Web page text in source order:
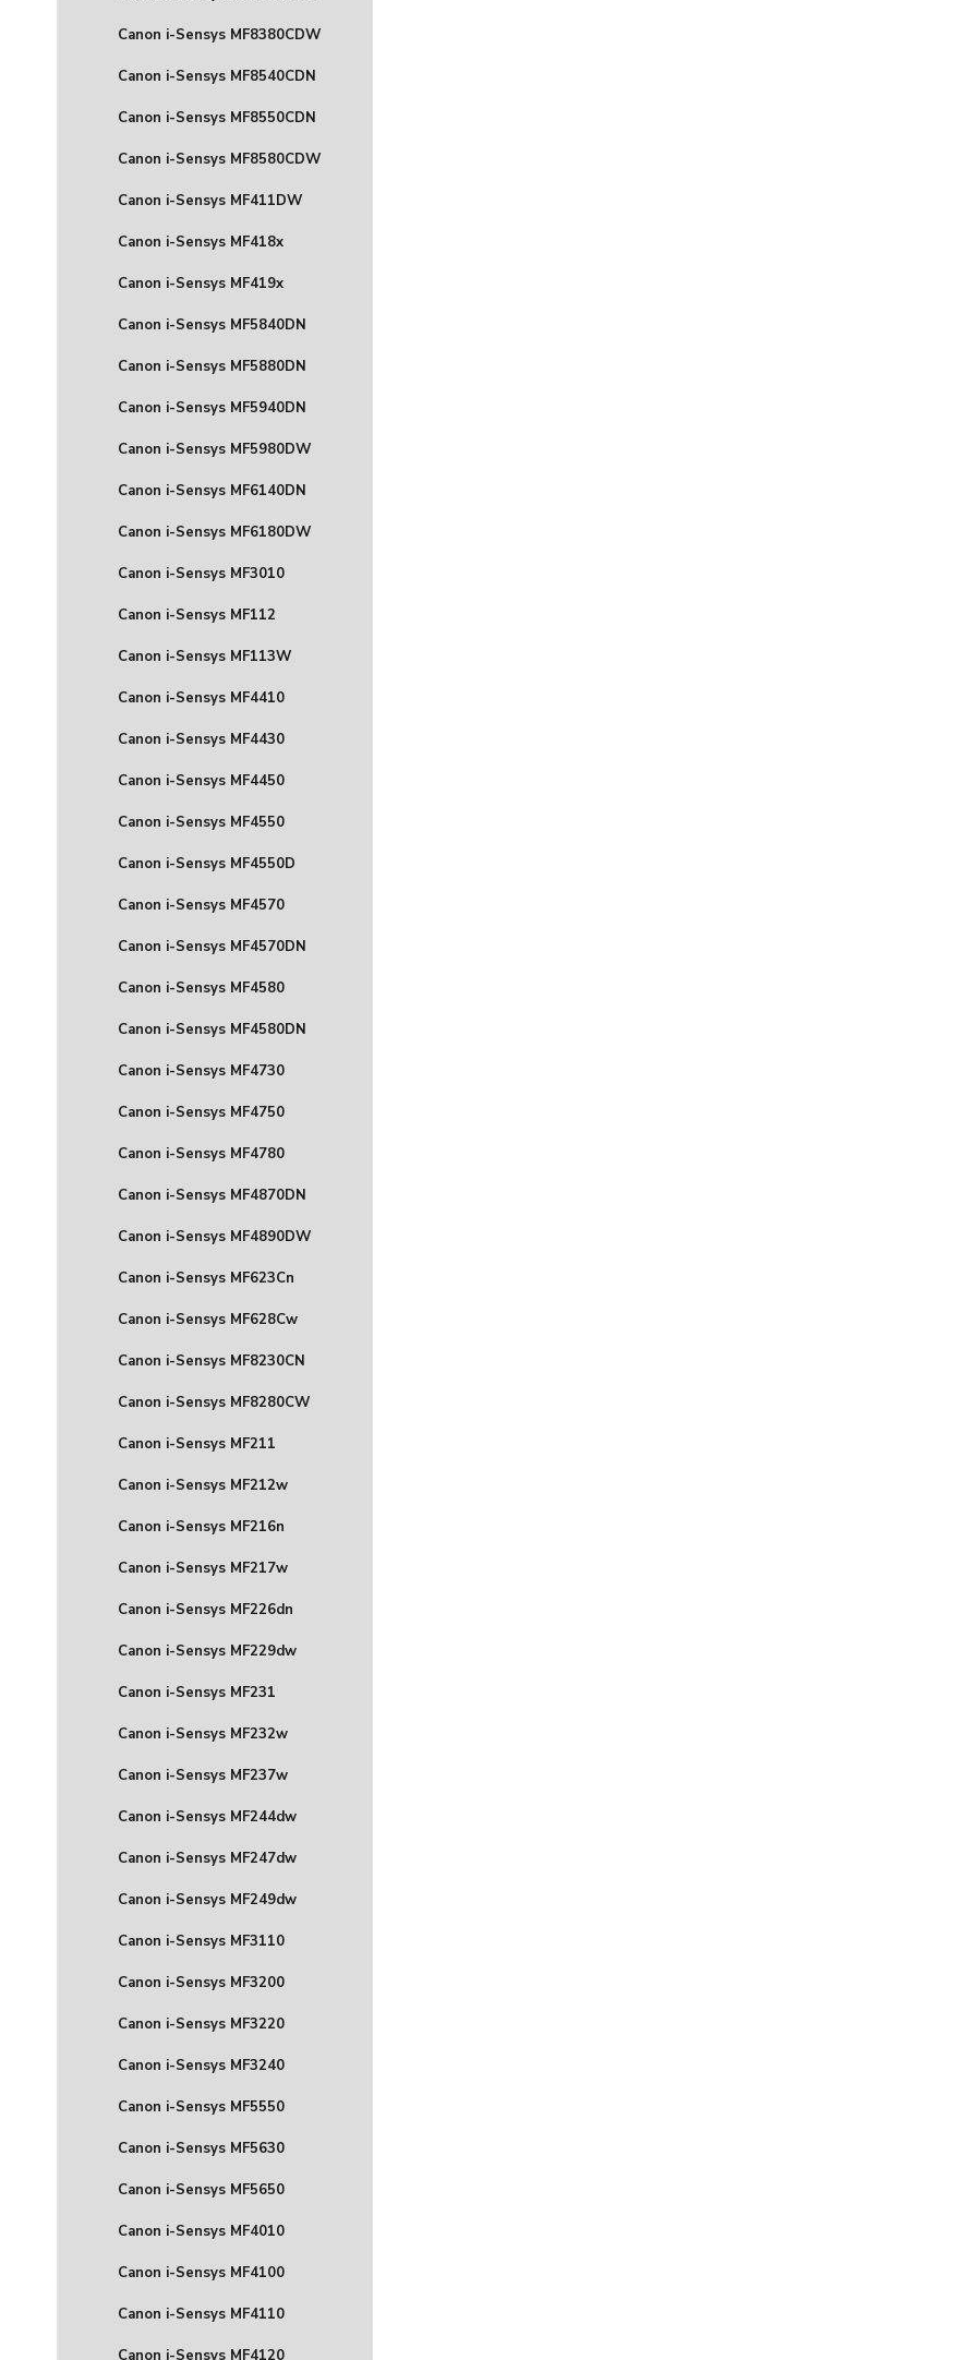
Canon i-Sensys MF8380CDW
Canon i-Sensys MF8540CDN
Canon i-Sensys MF8550CDN
Canon i-Sensys MF8580CDW
Canon i-Sensys MF411DW
Canon i-Sensys MF418x
Canon i-Sensys MF419x
Canon i-Sensys MF5840DN
Canon i-Sensys MF5880DN
Canon i-Sensys MF5940DN
Canon i-Sensys MF5980DW
Canon i-Sensys MF6140DN
Canon i-Sensys MF6180DW
Canon i-Sensys MF3010
Canon i-Sensys MF112
Canon i-Sensys MF113W
Canon i-Sensys MF4410
Canon i-Sensys MF4430
Canon i-Sensys MF4450
Canon i-Sensys MF4550
Canon i-Sensys MF4550D
Canon i-Sensys MF4570
Canon i-Sensys MF4570DN
Canon i-Sensys MF4580
Canon i-Sensys MF4580DN
Canon i-Sensys MF4730
Canon i-Sensys MF4750
Canon i-Sensys MF4780
Canon i-Sensys MF4870DN
Canon i-Sensys MF4890DW
Canon i-Sensys MF623Cn
Canon i-Sensys MF628Cw
Canon i-Sensys MF8230CN
Canon i-Sensys MF8280CW
Canon i-Sensys MF211
Canon i-Sensys MF212w
Canon i-Sensys MF216n
Canon i-Sensys MF217w
Canon i-Sensys MF226dn
Canon i-Sensys MF229dw
Canon i-Sensys MF231
Canon i-Sensys MF232w
Canon i-Sensys MF237w
Canon i-Sensys MF244dw
Canon i-Sensys MF247dw
Canon i-Sensys MF249dw
Canon i-Sensys MF3110
Canon i-Sensys MF3200
Canon i-Sensys MF3220
Canon i-Sensys MF3240
Canon i-Sensys MF5550
Canon i-Sensys MF5630
Canon i-Sensys MF5650
Canon i-Sensys MF4010
Canon i-Sensys MF4100
Canon i-Sensys MF4110
Canon i-Sensys MF4120